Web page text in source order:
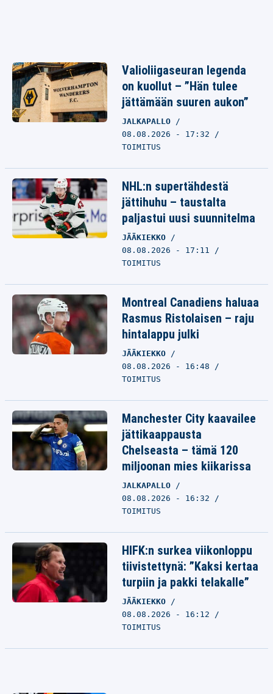
Valioliigaseuran legenda
on kuollut – ”Hän tulee
jättämään suuren aukon”
JALKAPALLO
08.08.2026 - 17:32
TOIMITUS
NHL:n supertähdestä
jättihuhu – taustalta
paljastui uusi suunnitelma
JÄÄKIEKKO
08.08.2026 - 17:11
TOIMITUS
Montreal Canadiens haluaa
Rasmus Ristolaisen – raju
hintalappu julki
JÄÄKIEKKO
08.08.2026 - 16:48
TOIMITUS
Manchester City kaavailee
jättikaappausta
Chelseasta – tämä 120
miljoonan mies kiikarissa
JALKAPALLO
08.08.2026 - 16:32
TOIMITUS
HIFK:n surkea viikonloppu
tiivistettynä: ”Kaksi kertaa
turpiin ja pakki telakalle”
JÄÄKIEKKO
08.08.2026 - 16:12
TOIMITUS